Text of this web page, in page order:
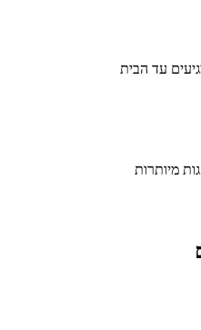
עד הבית
מיותרות